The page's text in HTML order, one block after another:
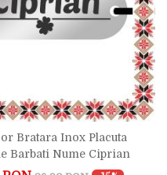
Bratara Inox Placuta
Barbati Nume Ciprian